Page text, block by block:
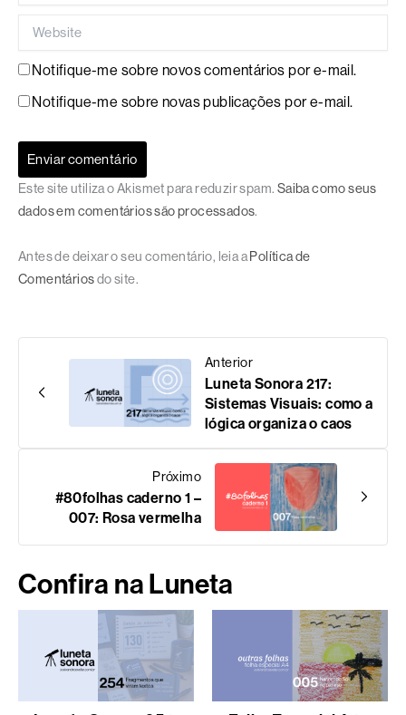
Notifique-me sobre novos comentários por e-mail.
Notifique-me sobre novas publicações por e-mail.
Este site utiliza o Akismet para reduzir spam. Saiba como seus
dados em comentários são processados.
Antes de deixar o seu comentário, leia a Política de
Comentáriosdo site.
Anterior
Luneta Sonora 217:
Sistemas Visuais: como a
lógica organiza o caos
Próximo
#80folhas caderno 1 –
007: Rosa vermelha
Confira na Luneta